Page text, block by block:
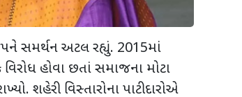
સમર્થન અટલ રહ્યું. 2015માં
હોવા છતાં સમાજના મોટા
શહેરી વિસ્તારોના પાટીદારોએ